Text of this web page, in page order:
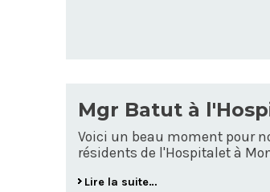
Mgr Batut à
Voici un beau moment pour
résidents de l'Hospitalet à
Lire la suite…